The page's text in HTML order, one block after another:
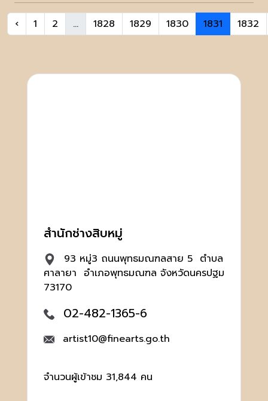
‹ 1 2 ... 1828 1829 1830 1831 1832
สำนักช่างสิบหมู่
93 หมู่3 ถนนพุทธมณฑลสาย 5 ตำบล
ศาลายา อำเภอพุทธมณฑล จังหวัดนครปฐม
73170
02-482-1365-6
artist10@finearts.go.th
จำนวนผู้เข้าชม 31,844 คน